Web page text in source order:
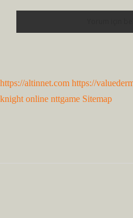
https://altinnet.com https://
knight online nttgame Sitemap